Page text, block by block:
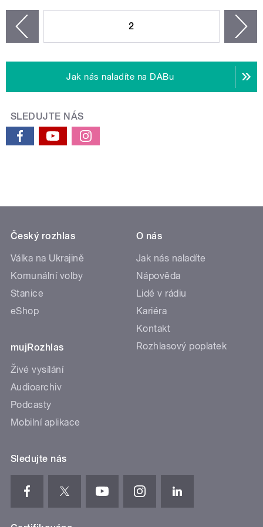
2
Jak nás naladíte na DABu
SLEDUJTE NÁS
Český rozhlas
Válka na Ukrajině
Komunální volby
Stanice
eShop
mujRozhlas
Živé vysílání
Audioarchiv
Podcasty
Mobilní aplikace
O nás
Jak nás naladíte
Nápověda
Lidé v rádiu
Kariéra
Kontakt
Rozhlasový poplatek
Sledujte nás